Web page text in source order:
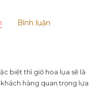
Bình luận
biệt thì giỏ hoa lụa sẽ là
hàng quan trọng lựa